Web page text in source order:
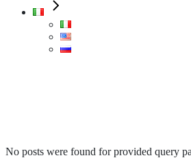
No posts were found for provided query